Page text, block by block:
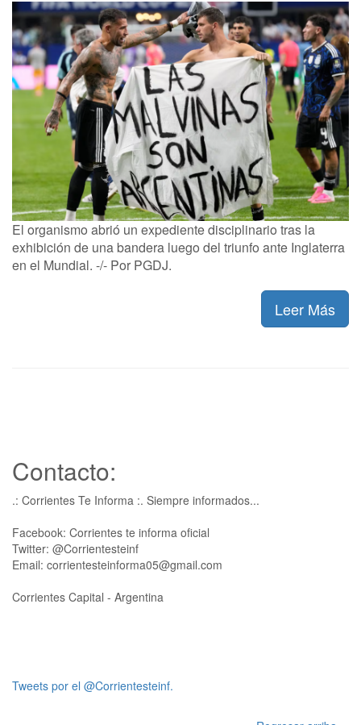
El organismo abrió un expediente disciplinario tras la
exhibición de una bandera luego del triunfo ante Inglaterra
en el Mundial. -/- Por PGDJ.
Leer Más
Contacto:
.: Corrientes Te Informa :. Siempre informados...
Facebook: Corrientes te informa oficial
Twitter: @Corrientesteinf
Email: corrientesteinforma05@gmail.com
Corrientes Capital - Argentina
Tweets por el @Corrientesteinf.